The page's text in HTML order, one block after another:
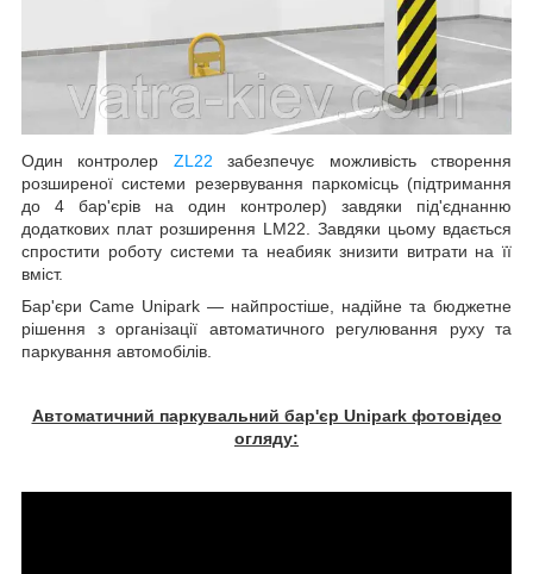
Один контролер ZL 22 забезпечує можливість створення
розширеної системи резервування паркомісць (підтримання
до 4 бар'єрів на один контролер) завдяки під'єднанню
додаткових плат розширення LM22. Завдяки цьому вдається
спростити роботу системи та неабияк знизити витрати на її
вміст.
Бар'єри Came Unipark — найпростіше, надійне та бюджетне
рішення з організації автоматичного регулювання руху та
паркування автомобілів.
Автоматичний паркувальний бар'єр Unipark фотовідео
огляду: